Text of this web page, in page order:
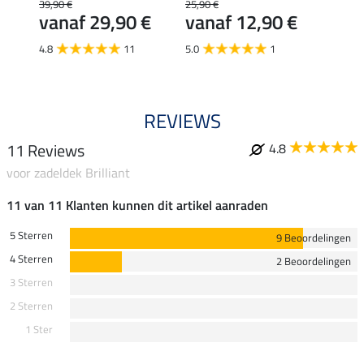
39,90 €
vanaf 29,90 €
4.8 11
25,90 €
vanaf 12,90 €
5.0 1
REVIEWS
11 Reviews
4.8
voor zadeldek Brilliant
11 van 11 Klanten kunnen dit artikel aanraden
5 Sterren
9 Beoordelingen
4 Sterren
2 Beoordelingen
3 Sterren
2 Sterren
1 Ster